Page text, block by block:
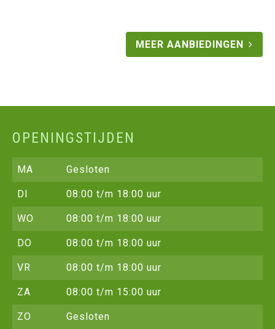
MEER AANBIEDINGEN
OPENINGSTIJDEN
MA Gesloten
DI 08:00 t/m 18:00 uur
WO 08:00 t/m 18:00 uur
DO 08:00 t/m 18:00 uur
VR 08:00 t/m 18:00 uur
ZA 08:00 t/m 15:00 uur
ZO Gesloten